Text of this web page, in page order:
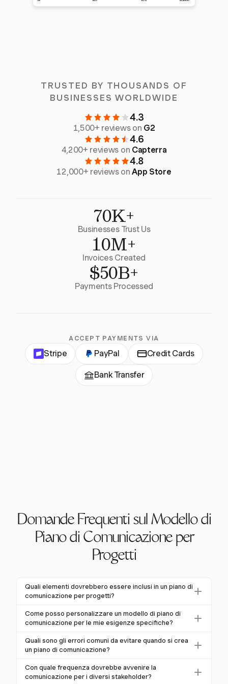
TRUSTED BY THOUSANDS OF
BUSINESSES WORLDWIDE
4.3
1,500+ reviews on G2
4.6
4,200+ reviews on Capterra
4.8
12,000+ reviews onApp Store
70K+
Businesses Trust Us
10M+
Invoices Created
$50B+
Payments Processed
ACCEPT PAYMENTS VIA
Stripe PayPal Credit Cards
Bank Transfer
Domande Frequenti sul Modello di
Piano di Comunicazione per
Progetti
Quali elementi dovrebbero essere inclusi in un piano di
comunicazione per progetti?
Un piano di comunicazione per progetti completo
dovrebbe includere identificazione e analisi degli
canali, frequenza e tempistiche, responsabilità e
compiti, contenuto e livello di dettaglio, e meccanismi
di feedback. Questi componenti garantiscono che le
informazioni siano condivise in modo coerente e
Come posso personalizzare un modello di piano di
comunicazione per le mie esigenze specifiche?
Per personalizzare un modello di piano di
comunicazione, inizia allineando gli obiettivi di
Identifica gli stakeholder e le loro preferenze,
selezionando metodi e canali appropriati per ciascun
Quali sono gli errori comuni da evitare quando si crea
un piano di comunicazione?
Gli errori comuni nella creazione di piani di
comunicazione includono comunicazioni incoerenti o
Con quale frequenza dovrebbe avvenire la
comunicazione per i diversi stakeholder?